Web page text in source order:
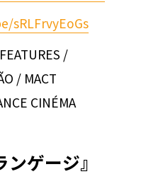
sRLFrvyEoGs
/
/ MACT
CINÉMA
ンゲージ』